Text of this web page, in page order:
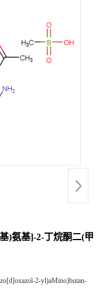
)氨基]-2-丁烷酮二(甲
2-yl)aMino)butan-